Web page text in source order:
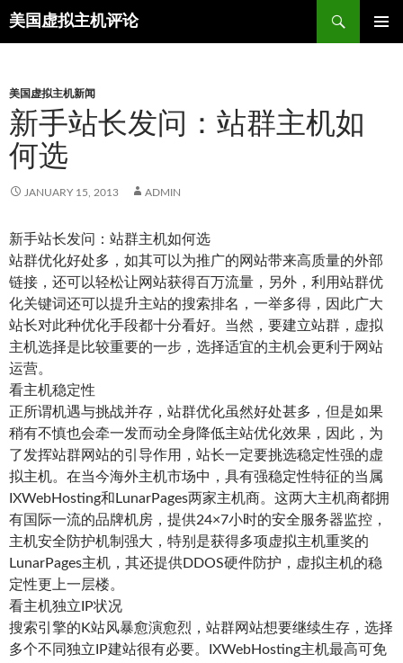
美国虚拟主机评论
Search
美国虚拟主机新闻
新手站长发问：站群主机如
何选
JANUARY 15, 2013 ADMIN
新手站长发问：站群主机如何选
站群优化好处多，如其可以为推广的网站带来高质量的外部
链接，还可以轻松让网站获得百万流量，另外，利用站群优
化关键词还可以提升主站的搜索排名，一举多得，因此广大
站长对此种优化手段都十分看好。当然，要建立站群，虚拟
主机选择是比较重要的一步，选择适宜的主机会更利于网站
运营。
看主机稳定性
正所谓机遇与挑战并存，站群优化虽然好处甚多，但是如果
稍有不慎也会牵一发而动全身降低主站优化效果，因此，为
了发挥站群网站的引导作用，站长一定要挑选稳定性强的虚
拟主机。在当今海外主机市场中，具有强稳定性特征的当属
IXWebHosting和LunarPages两家主机商。这两大主机商都拥
有国际一流的品牌机房，提供24×7小时的安全服务器监控，
主机安全防护机制强大，特别是获得多项虚拟主机重奖的
LunarPages主机，其还提供DDOS硬件防护，虚拟主机的稳
定性更上一层楼。
看主机独立IP状况
搜索引擎的K站风暴愈演愈烈，站群网站想要继续生存，选择
多个不同独立IP建站很有必要。IXWebHosting主机最高可免